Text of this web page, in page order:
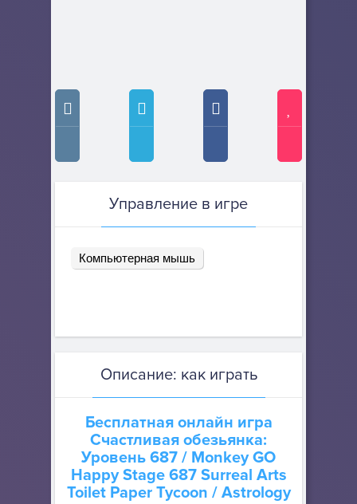
Управление в игре
Компьютерная мышь
Описание: как играть
Бесплатная онлайн игра
Счастливая обезьянка:
Уровень 687 / Monkey GO
Happy Stage 687 Surreal Arts
Toilet Paper Tycoon / Astrology